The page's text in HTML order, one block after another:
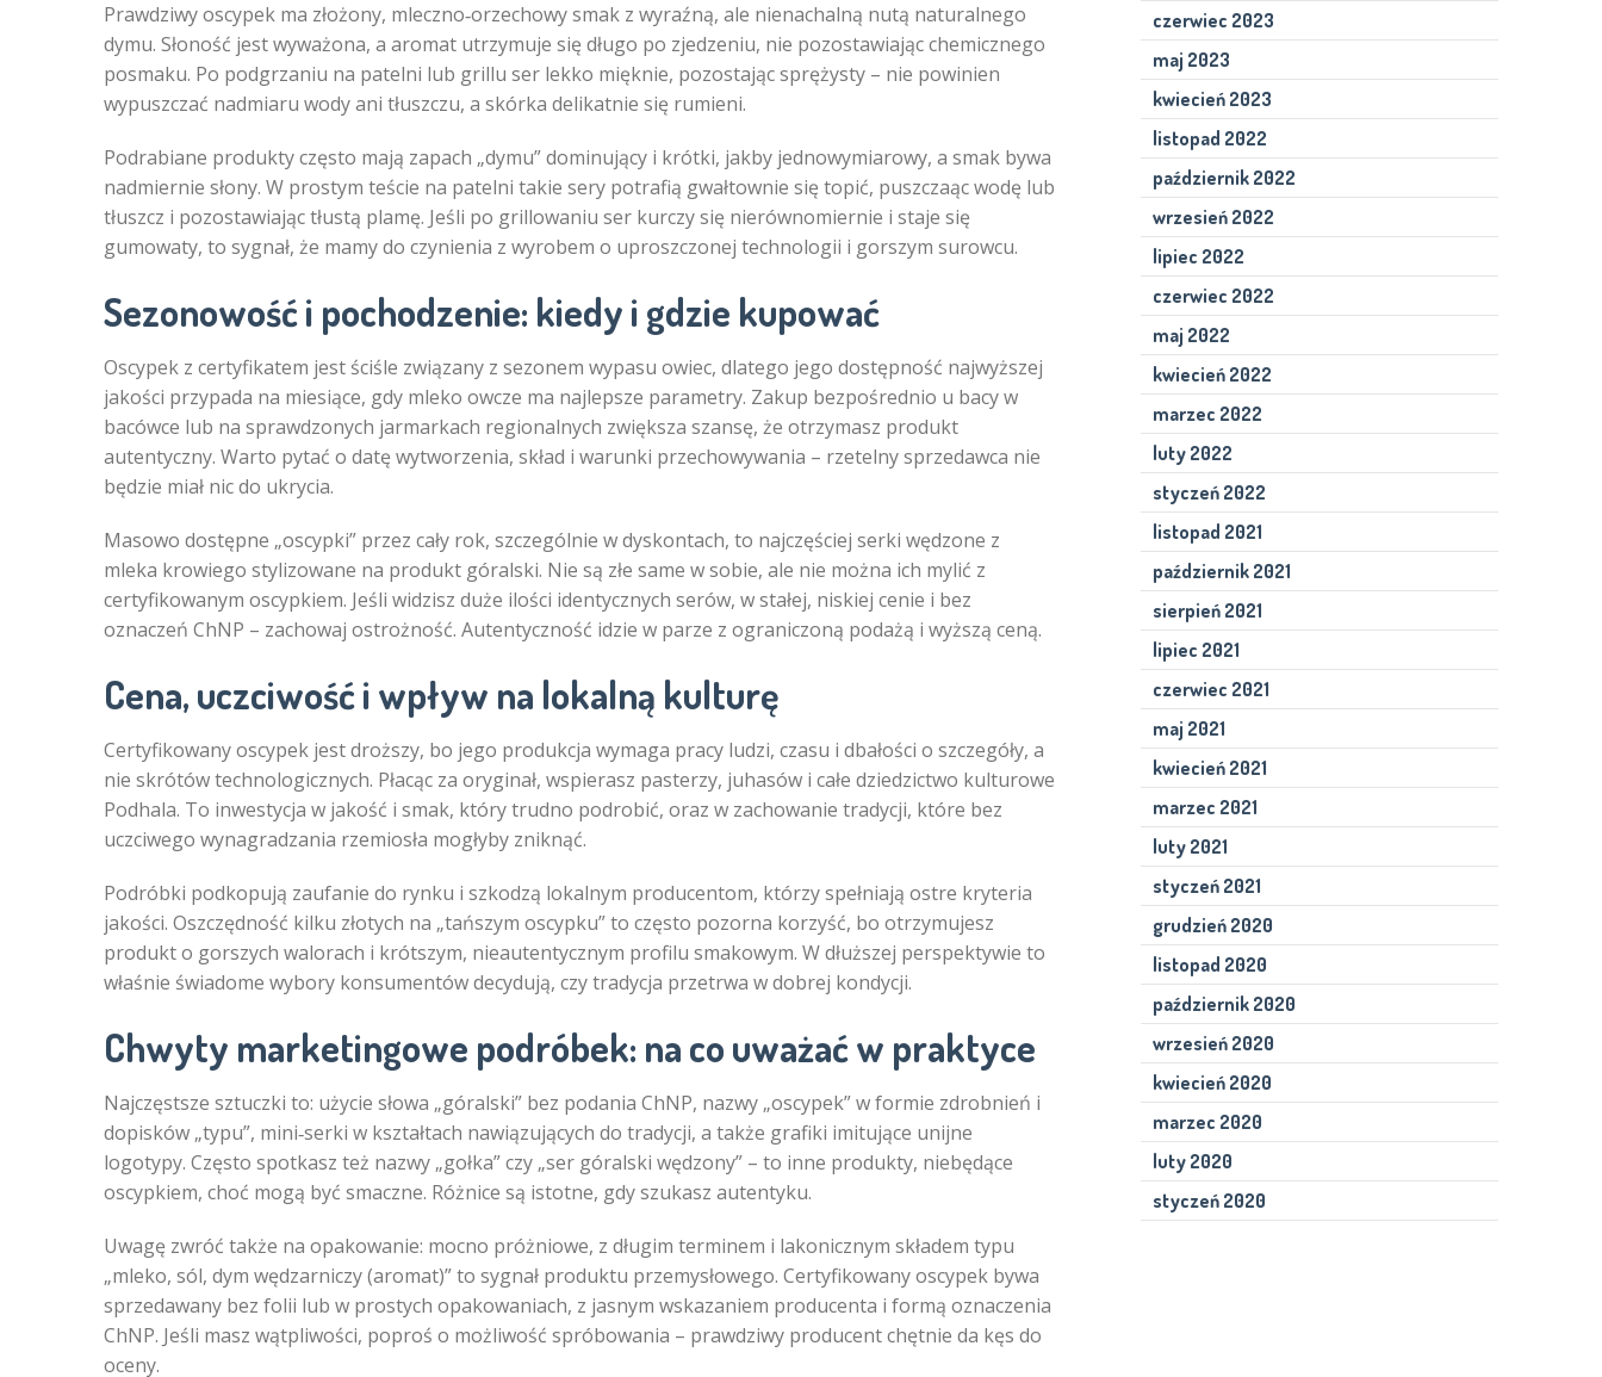
Prawdziwy oscypek ma złożony, mleczno‑orzechowy smak z wyraźną, ale nienachalną nutą naturalnego
dymu. Słoność jest wyważona, a aromat utrzymuje się długo po zjedzeniu, nie pozostawiając chemicznego
posmaku. Po podgrzaniu na patelni lub grillu ser lekko mięknie, pozostając sprężysty – nie powinien
wypuszczać nadmiaru wody ani tłuszczu, a skórka delikatnie się rumieni.
Podrabiane produkty często mają zapach „dymu” dominujący i krótki, jakby jednowymiarowy, a smak bywa
nadmiernie słony. W prostym teście na patelni takie sery potrafią gwałtownie się topić, puszczaąc wodę lub
tłuszcz i pozostawiając tłustą plamę. Jeśli po grillowaniu ser kurczy się nierównomiernie i staje się
gumowaty, to sygnał, że mamy do czynienia z wyrobem o uproszczonej technologii i gorszym surowcu.
Sezonowość i pochodzenie: kiedy i gdzie kupować
Oscypek z certyfikatem jest ściśle związany z sezonem wypasu owiec, dlatego jego dostępność najwyższej
jakości przypada na miesiące, gdy mleko owcze ma najlepsze parametry. Zakup bezpośrednio u bacy w
bacówce lub na sprawdzonych jarmarkach regionalnych zwiększa szansę, że otrzymasz produkt
autentyczny. Warto pytać o datę wytworzenia, skład i warunki przechowywania – rzetelny sprzedawca nie
będzie miał nic do ukrycia.
Masowo dostępne „oscypki” przez cały rok, szczególnie w dyskontach, to najczęściej serki wędzone z
mleka krowiego stylizowane na produkt góralski. Nie są złe same w sobie, ale nie można ich mylić z
certyfikowanym oscypkiem. Jeśli widzisz duże ilości identycznych serów, w stałej, niskiej cenie i bez
oznaczeń ChNP – zachowaj ostrożność. Autentyczność idzie w parze z ograniczoną podażą i wyższą ceną.
Cena, uczciwość i wpływ na lokalną kulturę
Certyfikowany oscypek jest droższy, bo jego produkcja wymaga pracy ludzi, czasu i dbałości o szczegóły, a
nie skrótów technologicznych. Płacąc za oryginał, wspierasz pasterzy, juhasów i całe dziedzictwo kulturowe
Podhala. To inwestycja w jakość i smak, który trudno podrobić, oraz w zachowanie tradycji, które bez
uczciwego wynagradzania rzemiosła mogłyby zniknąć.
Podróbki podkopują zaufanie do rynku i szkodzą lokalnym producentom, którzy spełniają ostre kryteria
jakości. Oszczędność kilku złotych na „tańszym oscypku” to często pozorna korzyść, bo otrzymujesz
produkt o gorszych walorach i krótszym, nieautentycznym profilu smakowym. W dłuższej perspektywie to
właśnie świadome wybory konsumentów decydują, czy tradycja przetrwa w dobrej kondycji.
Chwyty marketingowe podróbek: na co uważać w praktyce
Najczęstsze sztuczki to: użycie słowa „góralski” bez podania ChNP, nazwy „oscypek” w formie zdrobnień i
dopisków „typu”, mini‑serki w kształtach nawiązujących do tradycji, a także grafiki imitujące unijne
logotypy. Często spotkasz też nazwy „gołka” czy „ser góralski wędzony” – to inne produkty, niebędące
oscypkiem, choć mogą być smaczne. Różnice są istotne, gdy szukasz autentyku.
Uwagę zwróć także na opakowanie: mocno próżniowe, z długim terminem i lakonicznym składem typu
„mleko, sól, dym wędzarniczy (aromat)” to sygnał produktu przemysłowego. Certyfikowany oscypek bywa
sprzedawany bez folii lub w prostych opakowaniach, z jasnym wskazaniem producenta i formą oznaczenia
ChNP. Jeśli masz wątpliwości, poproś o możliwość spróbowania – prawdziwy producent chętnie da kęs do
oceny.
czerwiec 2023
maj 2023
kwiecień 2023
listopad 2022
październik 2022
wrzesień 2022
lipiec 2022
czerwiec 2022
maj 2022
kwiecień 2022
marzec 2022
luty 2022
styczeń 2022
listopad 2021
październik 2021
sierpień 2021
lipiec 2021
czerwiec 2021
maj 2021
kwiecień 2021
marzec 2021
luty 2021
styczeń 2021
grudzień 2020
listopad 2020
październik 2020
wrzesień 2020
kwiecień 2020
marzec 2020
luty 2020
styczeń 2020